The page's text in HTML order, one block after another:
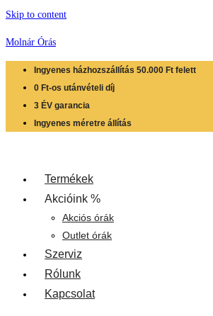
Skip to content
Molnár Órás
Ingyenes házhozszállítás 50.000 Ft felett
0 Ft-os utánvételi díj
3 ÉV garancia
Ingyenes méretre állítás
Termékek
Akcióink %
Akciós órák
Outlet órák
Szerviz
Rólunk
Kapcsolat